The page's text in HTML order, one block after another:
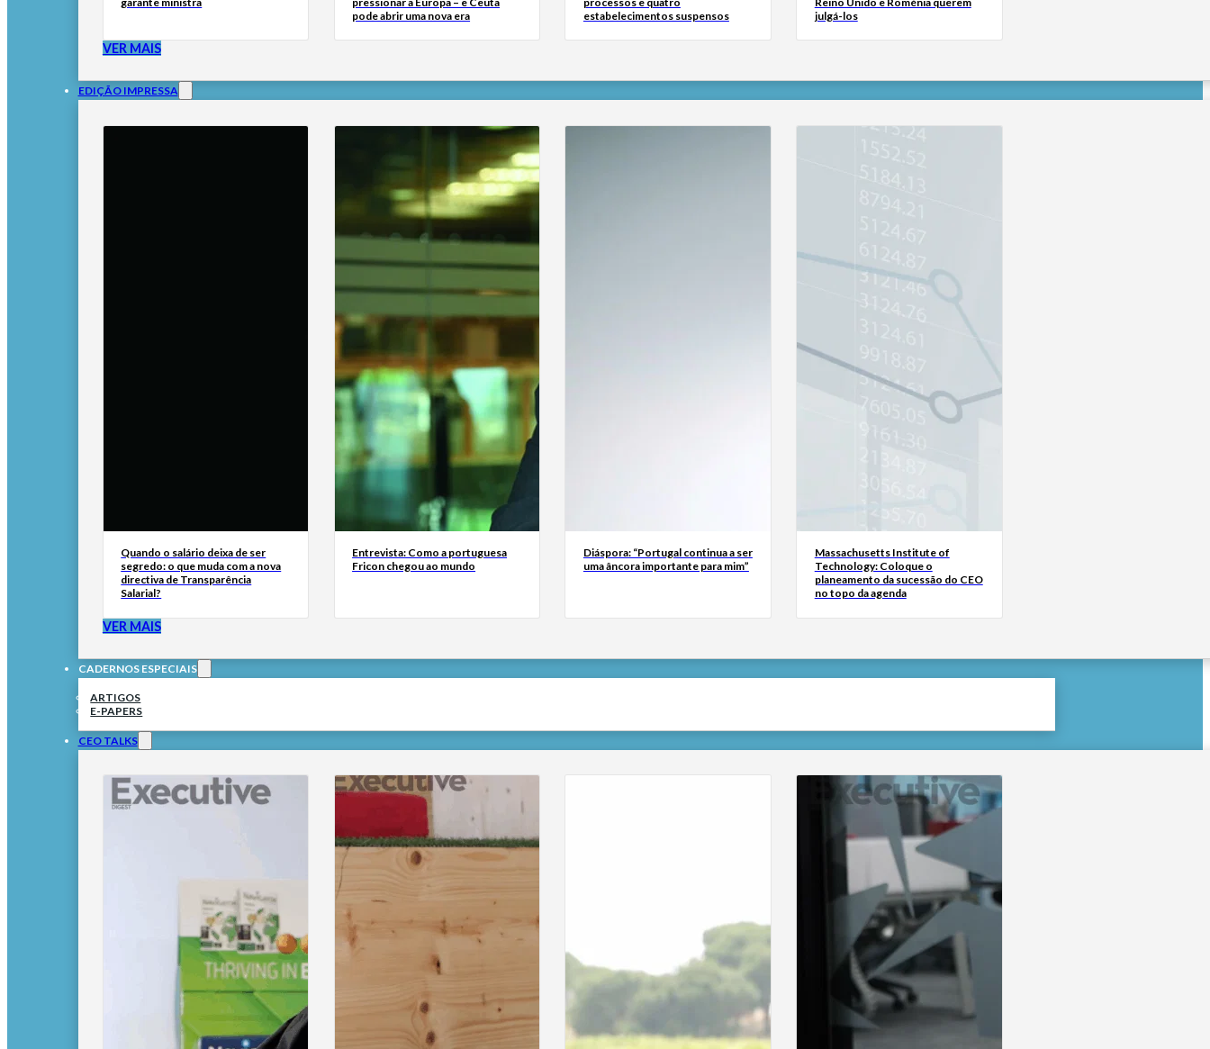
pode abrir uma nova era
estabelecimentos suspensos
julgá-los
VER MAIS
EDIÇÃO IMPRESSA
Quando o salário deixa de ser
segredo: o que muda com a nova
directiva de Transparência
Salarial?
Entrevista: Como a portuguesa
Fricon chegou ao mundo
Diáspora: “Portugal continua a ser
uma âncora importante para mim”
Massachusetts Institute of
Technology: Coloque o
planeamento da sucessão do CEO
no topo da agenda
VER MAIS
CADERNOS ESPECIAIS
ARTIGOS
E-PAPERS
CEO TALKS